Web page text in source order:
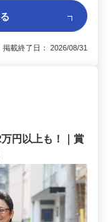
載終了日： 2026/08/31
円以上も！｜賞